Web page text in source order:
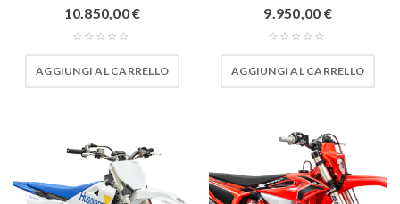
10.850,00€
AGGIUNGI AL CARRELLO
9.950,00 €
AGGIUNGI AL CARRELLO